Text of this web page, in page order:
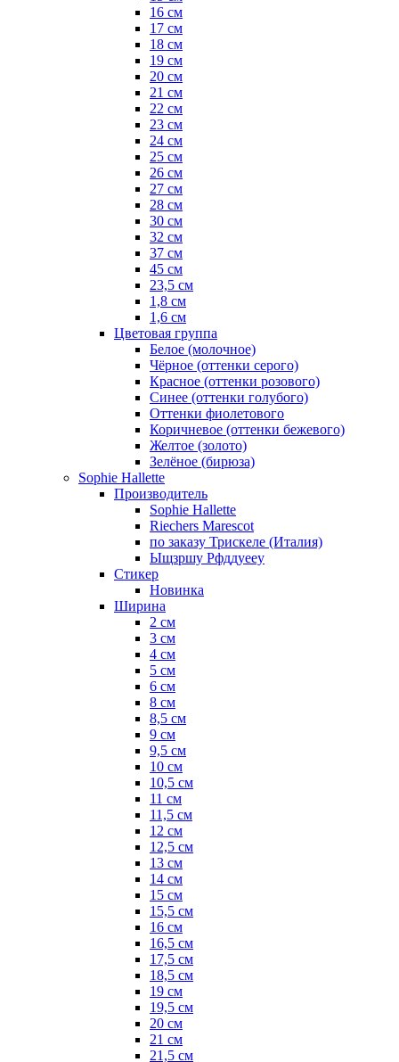
16 см
17 см
18 см
19 см
20 см
21 см
22 см
23 см
24 см
25 см
26 см
27 см
28 см
30 см
32 см
37 см
45 см
23,5 см
1,8 см
1,6 см
Цветовая группа
Белое (молочное)
Чёрное (оттенки серого)
Красное (оттенки розового)
Синее (оттенки голубого)
Оттенки фиолетового
Коричневое (оттенки бежевого)
Желтое (золото)
Зелёное (бирюза)
Sophie Hallette
Производитель
Sophie Hallette
Riechers Marescot
по заказу Трискеле (Италия)
Ыщзршу Рфддуееу
Стикер
Новинка
Ширина
2 см
3 см
4 см
5 см
6 см
8 см
8,5 см
9 см
9,5 см
10 см
10,5 см
11 см
11,5 см
12 см
12,5 см
13 см
14 см
15 см
15,5 см
16 см
16,5 см
17,5 см
18,5 см
19 см
19,5 см
20 см
21 см
21,5 см